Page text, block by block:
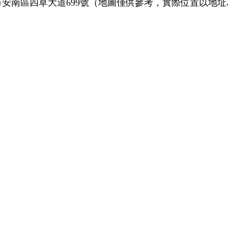
南區四草大道699號（地圖僅供參考，實際位置以地